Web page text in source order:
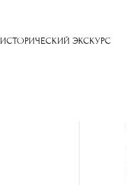
ИСТОРИЧЕСКИЙ ЭКСКУРС